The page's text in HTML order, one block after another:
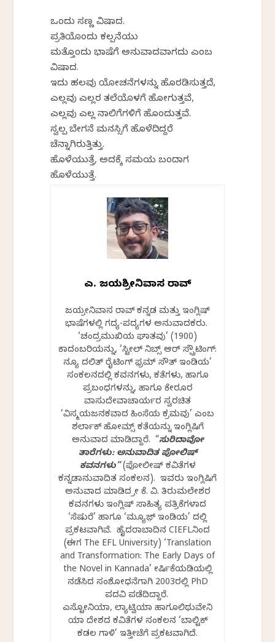
ಒಂದು ಸಣ್ಣ ವಿಷಾದ.
ಪ್ರತಿಯೊಂದು ಕಲ್ಪನೆಯು
ಮತ್ತೊಂದು ಭಾಷೆಗೆ ಅನುವಾದವಾಗದು ಎಂಬ
ವಿಷಾದ.
ಇದು ಹಲವು ಯೋಚನೆಗಳನ್ನು ಹೊರಡಿಸುತ್ತದೆ,
ಎಲ್ಲವು ಎಲ್ಲರ ತಲೆಯೊಳಗೆ ಹೋಗುತ್ತವೆ,
ಎಲ್ಲವು ಎಲ್ಲ ನಾಲಿಗೆಗಳಿಗೆ ಹೊಂದುತ್ತವೆ.
ಸ್ವಲ್ಪ ಬೇಗನೆ ಮನಸ್ಸಿಗೆ ಹೊಳೆದಿದ್ದರೆ
ಚೆನ್ನಾಗಿರುತ್ತಿತ್ತು.
ಹೊಳೆಯುತ್ತೆ, ಅದಕ್ಕೆ ಸಮಯ ಬಂದಾಗ
ಹೊಳೆಯುತ್ತೆ.
ಎಸ್. ಜಯಶ್ರೀನಿವಾಸ ರಾವ್
ಜಯಶ್ರೀನಿವಾಸ ರಾವ್ ಕನ್ನಡ ಮತ್ತು ಇಂಗ್ಲಿಷ್
ಭಾಷೆಗಳಲ್ಲಿ ಗದ್ಯ-ಪದ್ಯಗಳ ಅನುವಾದಕರು.
‘ಚಂದ್ರಮುಖಿಯ ಘಾತವು’ (1900)
ಕಾದಂಬರಿಯನ್ನು, ‘ಸ್ಟೀಲ್ ನಿಬ್ಸ್ ಆರ್ ಸ್ಪ್ರೌಟಿಂಗ್:
ನ್ಯೂ ದಲಿತ್ ರೈಟಿಂಗ್ ಫ಼್ರಮ್ ಸೌತ್ ಇಂಡಿಯ’
ಸಂಕಲನದಲ್ಲಿ ಕವನಗಳು, ಕತೆಗಳು, ಹಾಗೂ
ಪ್ರಬಂಧಗಳನ್ನು, ಹಾಗೂ ಕೇರೂರ
ವಾಸುದೇವಾಚಾರ್ಯರ ಸ್ವರಚಿತ
‘ವಿಸ್ಮಯಜನಕವಾದ ಹಿಂಸೆಯ ಕ್ರಮವು’ ಎಂಬ
ಶರ್ಲಾಕ್ ಹೋಮ್ಸ್ ಕತೆಯನ್ನು ಇಂಗ್ಲಿಷಿಗೆ
ಅನುವಾದ ಮಾಡಿದ್ದಾರೆ. “ ಸುರಿದಾವೋ
ತಾರೆಗಳು: ಅನುವಾದಿತ ಪೋಲಿಷ್
ಕವನಗಳು” (ಪೋಲೀಷ್‌ ಕವಿತೆಗಳ
ಕನ್ನಡಾನುವಾದಿತ ಸಂಕಲನ). ಇವರು ಇಂಗ್ಲಿಷಿಗೆ
ಅನುವಾದ ಮಾಡಿದ ಶ್ರೀ ಕೆ. ವಿ. ತಿರುಮಲೇಶರ
ಕವನಗಳು ಇಂಗ್ಲಿಷ್ ಸಾಹಿತ್ಯ ಪತ್ರಿಕೆಗಳಾದ
‘ಸೆಷುರೆ’ ಹಾಗೂ ‘ಮ್ಯೂಜ಼್ ಇಂಡಿಯ’ ದಲ್ಲಿ
ಪ್ರಕಟವಾಗಿವೆ. ಹೈದರಾಬಾದಿನ CIEFLನಿಂದ
(ಈಗ The EFL University) ‘Translation
and Transformation: The Early Days of
the Novel in Kannada’ ಶೀರ್ಷಿಕೆಯಡಿಯಲ್ಲಿ
ನಡೆಸಿದ ಸಂಶೋಧನೆಗಾಗಿ 2003ರಲ್ಲಿ PhD
ಪದವಿ ಪಡೆದಿದ್ದಾರೆ.
ಎಸ್ಟೋನಿಯಾ, ಲ್ಯಾಟ್ವಿಯಾ ಹಾಗೂಲಿಥುವೇನಿ
ಯಾ ದೇಶದ ಕವಿತೆಗಳ ಸಂಕಲನ ‘ಬಾಲ್ಟಿಕ್
ಕಡಲ ಗಾಳಿ’ ಇತ್ತೀಚೆಗೆ ಪ್ರಕಟವಾಗಿದೆ.